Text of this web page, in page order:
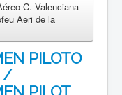
C. Valenciana
Aeri de la
PILOTO
/